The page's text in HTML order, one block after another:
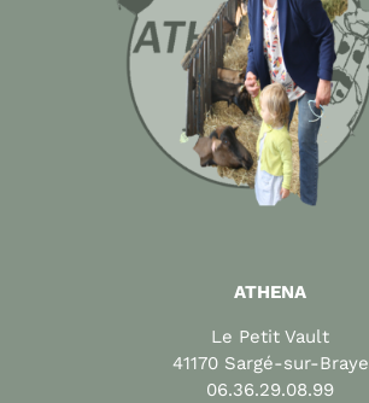
ATHENA
Le Petit Vault
41170 Sargé-sur-Braye
06.36.29.08.99